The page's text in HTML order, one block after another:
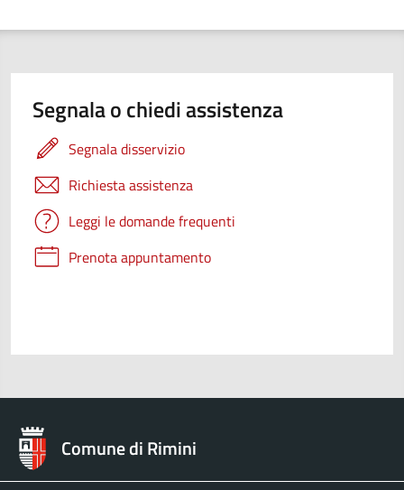
Segnala o chiedi assistenza
Segnala disservizio
Richiesta assistenza
Leggi le domande frequenti
Prenota appuntamento
Comune di Rimini